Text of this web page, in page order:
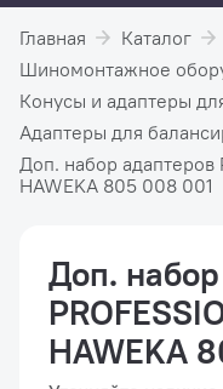
Главная
Каталог
Шиномонтажное
Конусы и адаптеры
Адаптеры для
Доп. набор адаптеров
HAWEKA 805 008 001
Доп.
HAWEKA